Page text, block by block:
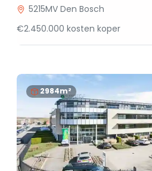
5215MV Den Bosch
€2.450.000 kosten koper
2984m²